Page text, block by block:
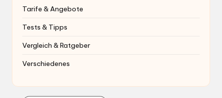
Tarife & Angebote
Tests & Tipps
Vergleich & Ratgeber
Verschiedenes